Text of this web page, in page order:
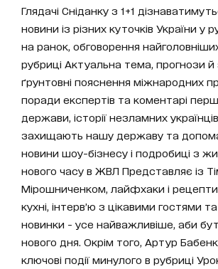
Глядачі Сніданку з 1+1
новини із різних куточків України у
на ранок, обговорення
рубриці Актуальна тема, прогнози й
ґрунтовні пояснення міжнародних
поради експертів та коментарі
держави, історії незламних
захищають нашу державу та
новини шоу-бізнесу і подробиці з
нового часу в ЖВЛ Представляє із
Мірошниченком, лайфхаки і рецепти
кухні, інтерв’ю з цікавими гостями
новинки - усе найважливіше, аби
нового дня. Окрім того, Артур
ключові події минулого в рубриці